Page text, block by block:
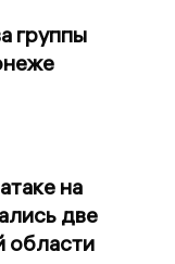
группы
на
две
области